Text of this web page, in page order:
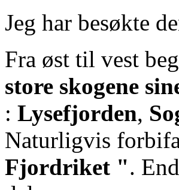
Jeg har besøkte
Fra øst til vest
store skogene
: Lysefjorden,
Naturligvis
Fjordriket ".